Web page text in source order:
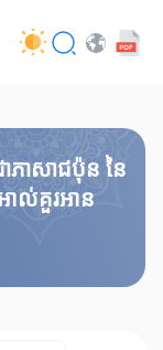
ភាសាជប៉ុន នៃ
ាល់គួរអាន